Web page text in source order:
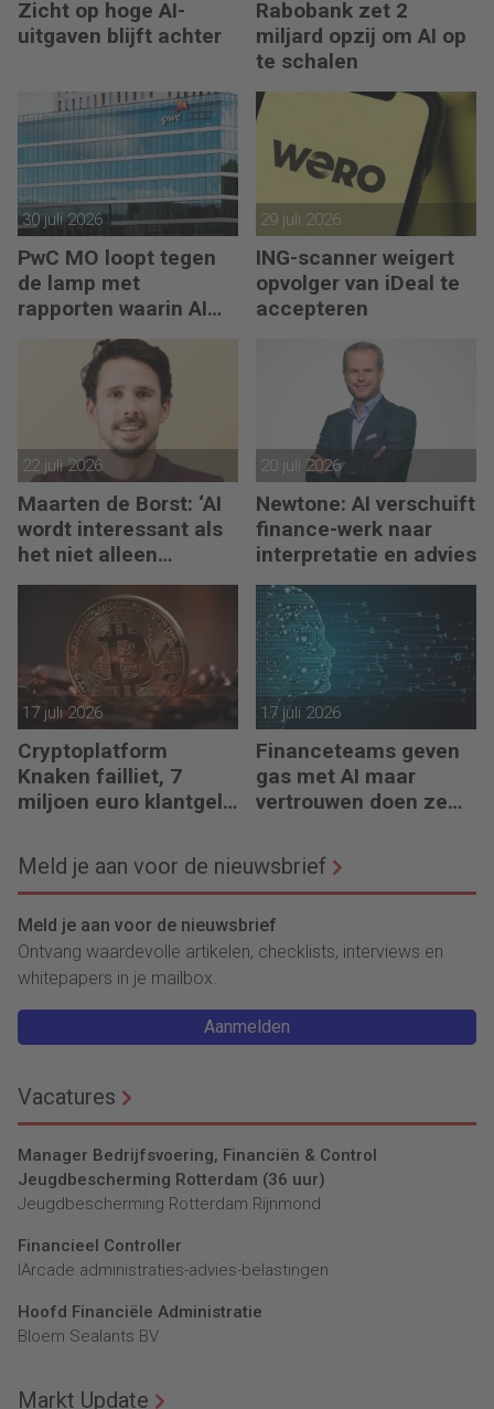
Zicht op hoge AI-
uitgaven blijft achter
Rabobank zet 2
miljard opzij om AI op
te schalen
30 juli 2026
PwC MO loopt tegen
de lamp met
rapporten waarin AI
erop los liegt
29 juli 2026
ING-scanner weigert
opvolger van iDeal te
accepteren
22 juli 2026
Maarten de Borst: ‘AI
wordt interessant als
het niet alleen
meedenkt, maar ook
20 juli 2026
Newtone: AI verschuift
finance-werk naar
interpretatie en advies
17 juli 2026
Cryptoplatform
Knaken failliet, 7
miljoen euro klantgeld
17 juli 2026
Financeteams geven
gas met AI maar
vertrouwen doen ze
Meld je aan voor de nieuwsbrief
Meld je aan voor de nieuwsbrief
Ontvang waardevolle artikelen, checklists, interviews en
whitepapers in je mailbox.
Aanmelden
Vacatures
Manager Bedrijfsvoering, Financiën & Control
Jeugdbescherming Rotterdam (36 uur)
Jeugdbescherming Rotterdam Rijnmond
Financieel Controller
lArcade administraties-advies-belastingen
Hoofd Financiële Administratie
Bloem Sealants BV
Markt Update